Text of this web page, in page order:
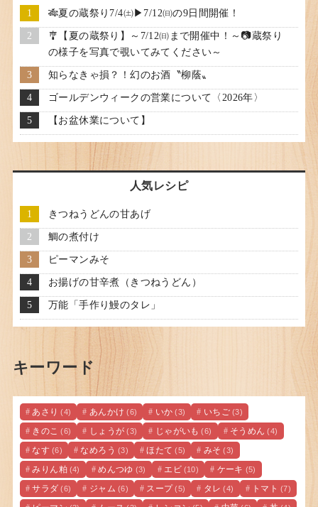
🎋夏の蔵祭り7/4㈯▶7/12㈰の9日間開催！
🎐【夏の蔵祭り】～7/12㈰まで開催中！～📷蔵祭り
の様子を写真で覗いてみてください～
知らなきゃ損？！幻のお酒〝柳蔭〟
ゴールデンウィークの営業について〈2026年〉
【お盆休業について】
人気レシピ
きつねうどんの甘あげ
鯛の煮付け
ピーマンみそ
お揚げの甘辛煮（きつねうどん）
万能「手作り鰻のタレ」
キーワード
あさり (4) あんかけ (6) いか (3) いちご (3)
きのこ (6) しょうが (3) じゃがいも (6) そうめん (4)
なす (6) なめろう (3) ほたて (5) みそ (3)
みりん粕 (4) めんつゆ (3) エビ (10) ケーキ (5)
サラダ (6) ジャム (6) スープ (5) タレ (4) トマト (7)